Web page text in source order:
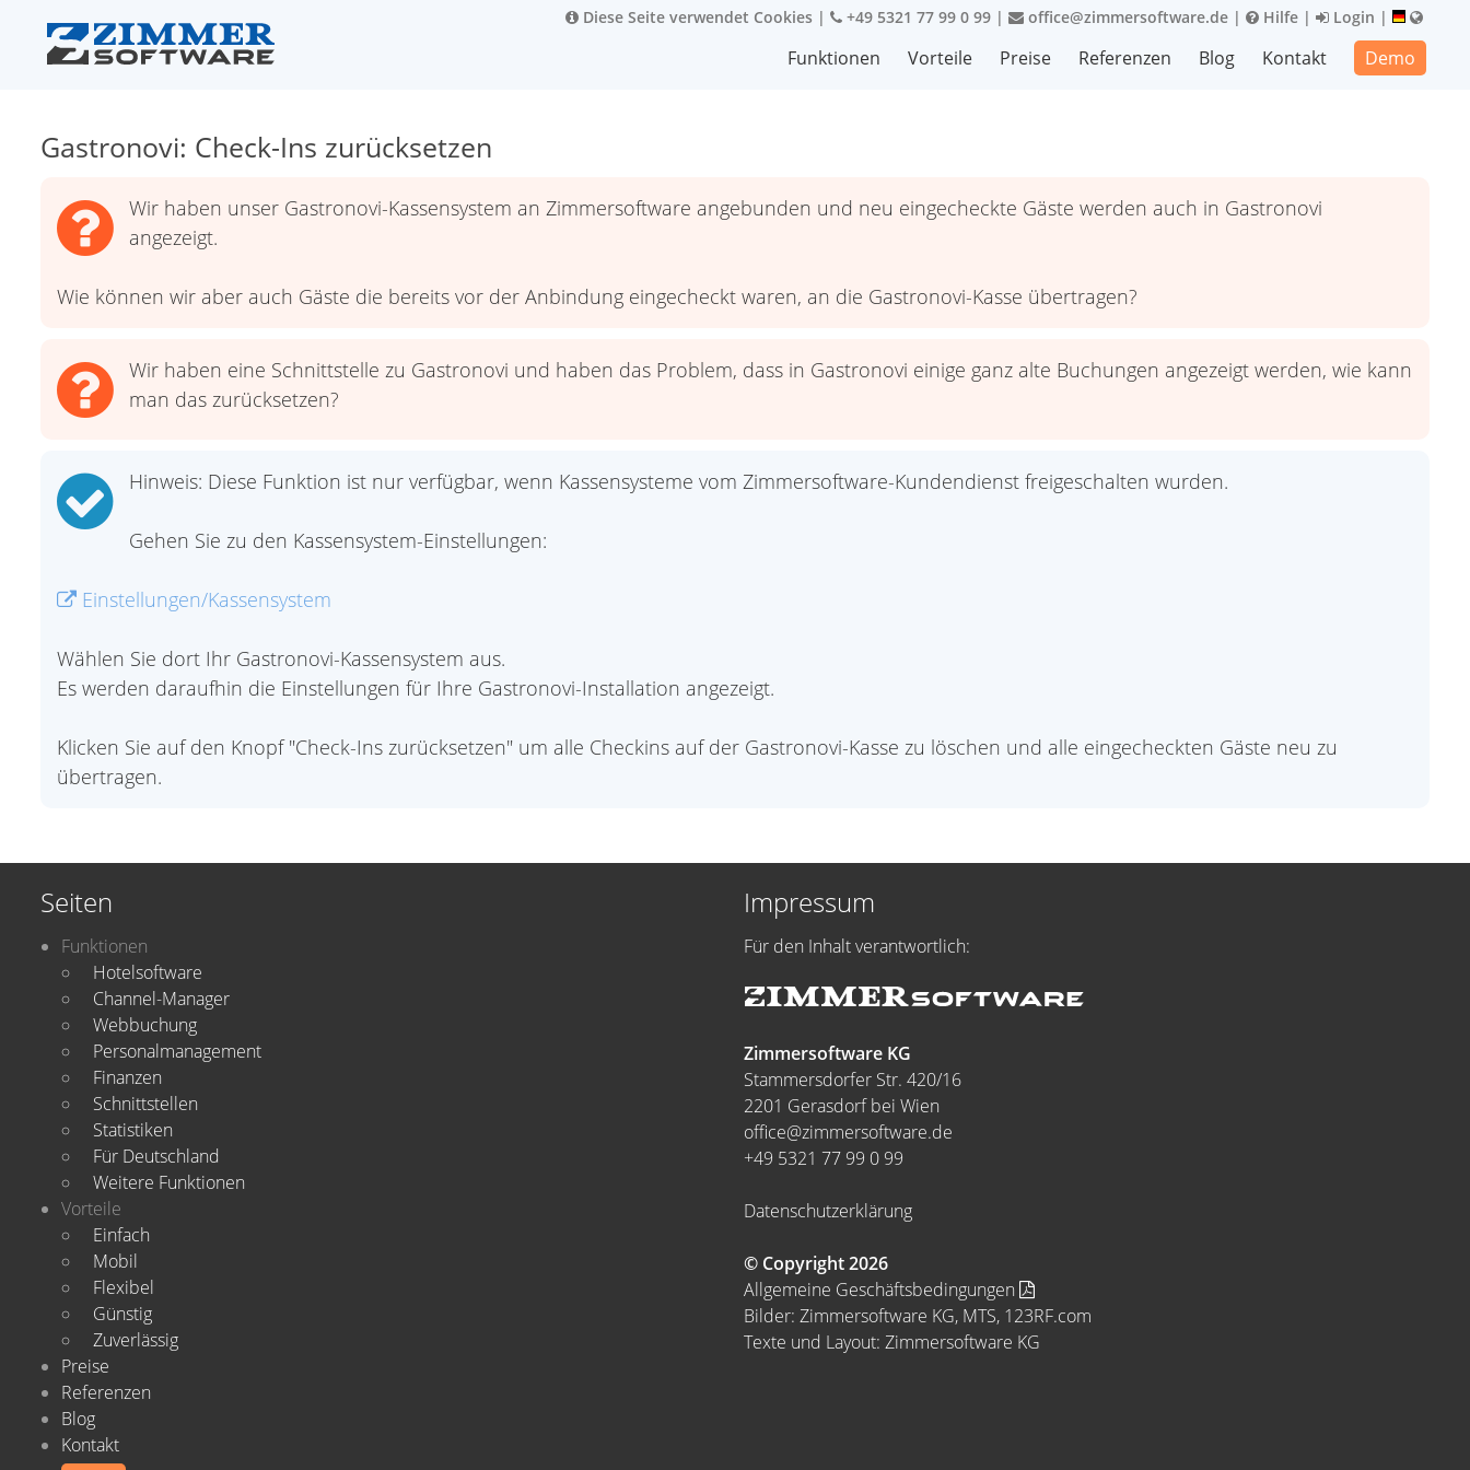
Diese Seite verwendet Cookies | +49 5321 77 99 0 99 | office@zimmersoftware.de | Hilfe | Login |
Funktionen Vorteile Preise Referenzen Blog Kontakt Demo
Gastronovi: Check-Ins zurücksetzen
Wir haben unser Gastronovi-Kassensystem an Zimmersoftware angebunden und neu eingecheckte Gäste werden auch in Gastronovi
angezeigt.
Wie können wir aber auch Gäste die bereits vor der Anbindung eingecheckt waren, an die Gastronovi-Kasse übertragen?
Wir haben eine Schnittstelle zu Gastronovi und haben das Problem, dass in Gastronovi einige ganz alte Buchungen angezeigt werden, wie kann
man das zurücksetzen?
Hinweis: Diese Funktion ist nur verfügbar, wenn Kassensysteme vom Zimmersoftware-Kundendienst freigeschalten wurden.
Gehen Sie zu den Kassensystem-Einstellungen:
Einstellungen/Kassensystem
Wählen Sie dort Ihr Gastronovi-Kassensystem aus.
Es werden daraufhin die Einstellungen für Ihre Gastronovi-Installation angezeigt.
Klicken Sie auf den Knopf "Check-Ins zurücksetzen" um alle Checkins auf der Gastronovi-Kasse zu löschen und alle eingecheckten Gäste neu zu
übertragen.
Seiten
Funktionen
Hotelsoftware
Channel-Manager
Webbuchung
Personalmanagement
Finanzen
Schnittstellen
Statistiken
Für Deutschland
Weitere Funktionen
Vorteile
Einfach
Mobil
Flexibel
Günstig
Zuverlässig
Preise
Referenzen
Blog
Kontakt
Impressum
Für den Inhalt verantwortlich:
Zimmersoftware KG
Stammersdorfer Str. 420/16
2201 Gerasdorf bei Wien
office@zimmersoftware.de
+49 5321 77 99 0 99
Datenschutzerklärung
© Copyright 2026
Allgemeine Geschäftsbedingungen
Bilder: Zimmersoftware KG, MTS, 123RF.com
Texte und Layout: Zimmersoftware KG